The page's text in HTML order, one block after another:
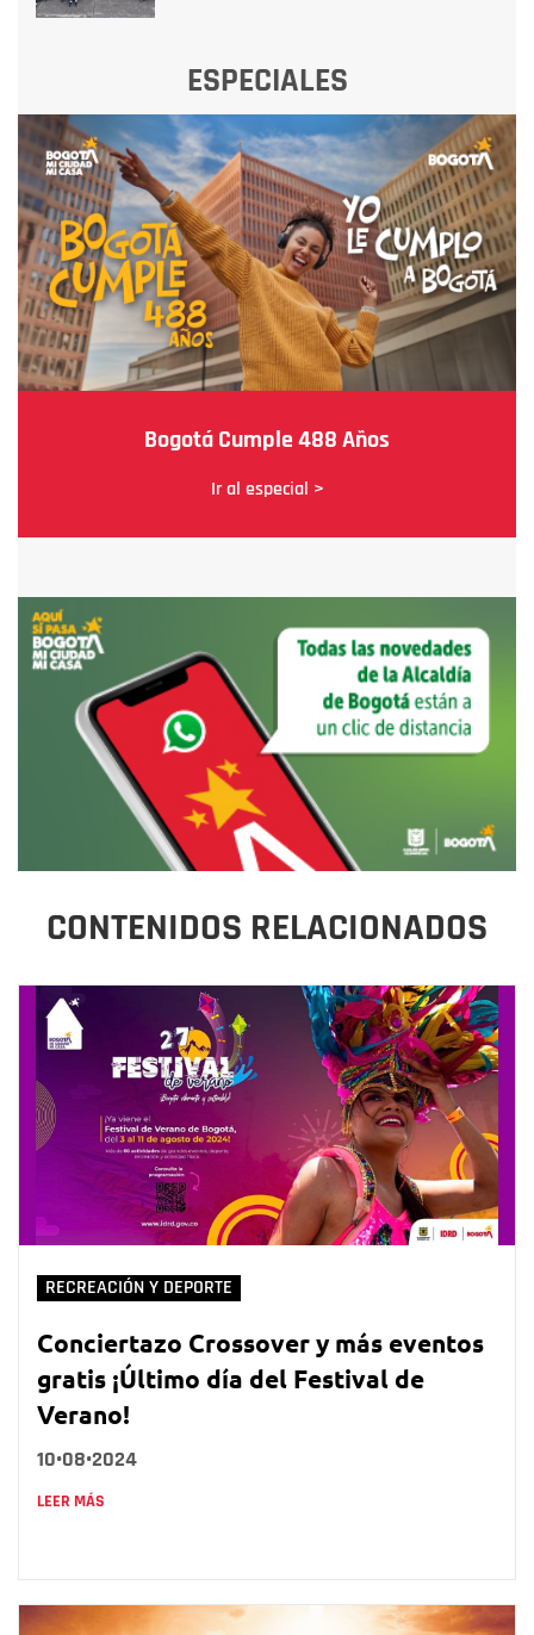
ESPECIALES
Bogotá Cumple 488 Años
Ir al especial >
CONTENIDOS RELACIONADOS
RECREACIÓN Y DEPORTE
Conciertazo Crossover y más eventos
gratis ¡Último día del Festival de
Verano!
10•08•2024
LEER MÁS